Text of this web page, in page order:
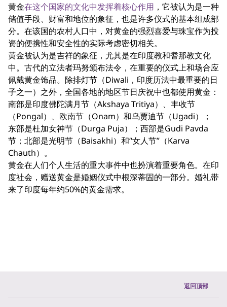
黄金在这个国家的文化中发挥着核心作用 ，它被认为是一种
储值手段、财富和地位的象征，也是许多仪式的基本组成部
分。在该国的农村人口中，对黄金的强烈喜爱与珠宝作为投
资的便携性和安全性的实际考虑密切相关。
黄金被认为是吉祥的象征，尤其是在印度教和耆那教文化
中。古代的立法者玛努颁布法令，在重要的仪式上和场合应
佩戴黄金饰品。除排灯节（Diwali，印度历法中最重要的日
子之一）之外，全国各地的地区节日庆祝中也都使用黄金：
南部是印度佛陀满月节（Akshaya Tritiya）、丰收节
（Pongal）、欧南节（Onam）和乌贾迪节（Ugadi）；
东部是杜加女神节（Durga Puja）；西部是Gudi Pavda
节；北部是光明节（Baisakhi）和“女人节”（Karva
Chauth）。
黄金在人们个人生活的重大事件中也扮演着重要角色。在印
度社会，赠送黄金是婚姻仪式中根深蒂固的一部分。婚礼带
来了印度每年约50%的黄金需求。
返回顶部